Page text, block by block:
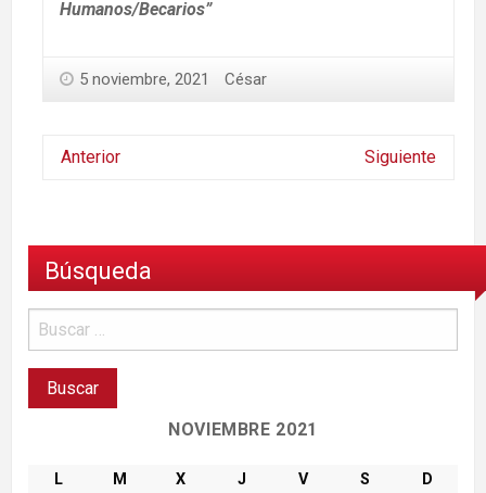
Humanos/Becarios”
5 noviembre, 2021 César
Anterior Siguiente
Búsqueda
NOVIEMBRE 2021
L M X J V S
D